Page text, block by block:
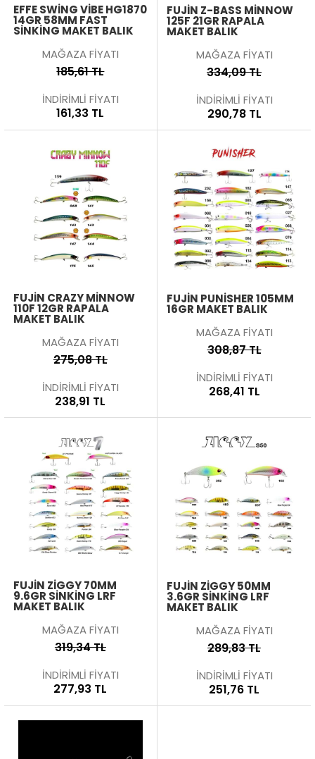
EFFE SWING VIBE HG1870
14GR 58MM FAST
SINKING MAKET BALIK
MAĞAZA FİYATI
185,61 TL
İNDİRİMLİ FİYATI
161,33 TL
FUJIN Z-BASS MINNOW
125F 21GR RAPALA
MAKET BALIK
MAĞAZA FİYATI
334,09 TL
İNDİRİMLİ FİYATI
290,78 TL
FUJIN CRAZY MINNOW
110F 12GR RAPALA
MAKET BALIK
MAĞAZA FİYATI
275,08 TL
İNDİRİMLİ FİYATI
238,91 TL
FUJIN PUNISHER 105MM
16GR MAKET BALIK
MAĞAZA FİYATI
308,87 TL
İNDİRİMLİ FİYATI
268,41 TL
FUJIN ZIGGY 70MM
9.6GR SINKING LRF
MAKET BALIK
MAĞAZA FİYATI
319,34 TL
İNDİRİMLİ FİYATI
277,93 TL
FUJIN ZIGGY 50MM
3.6GR SINKING LRF
MAKET BALIK
MAĞAZA FİYATI
289,83 TL
İNDİRİMLİ FİYATI
251,76 TL